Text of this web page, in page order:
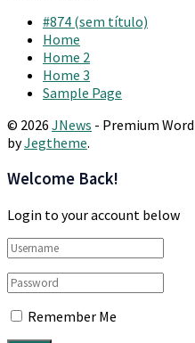
#874 (sem título)
Home
Home 2
Home 3
Sample Page
© 2026 JNews - Premium
byJegtheme.
Welcome Back!
Login to your account below
Remember Me